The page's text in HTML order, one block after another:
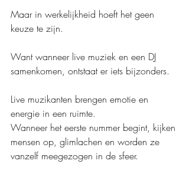
Maar in werkelijkheid hoeft het geen
keuze te zijn.
Want wanneer live muziek en een DJ
samenkomen, ontstaat er iets bijzonders.
Live muzikanten brengen emotie en
energie in een ruimte.
Wanneer het eerste nummer begint, kijken
mensen op, glimlachen en worden ze
vanzelf meegezogen in de sfeer.